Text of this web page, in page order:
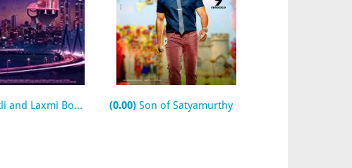
and Laxmi Bomb (0.00)Son of Satyamurthy